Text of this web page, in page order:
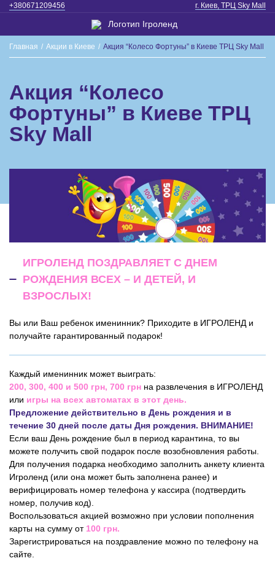
+380671209456 г. Киев, ТРЦ Sky Mall
Главная / Акции в Киеве / Акция “Колесо Фортуны” в Киеве ТРЦ Sky Mall
Акция “Колесо
Фортуны” в Киеве ТРЦ
Sky Mall
ИГРОЛЕНД ПОЗДРАВЛЯЕТ С ДНЕМ
РОЖДЕНИЯ ВСЕХ – И ДЕТЕЙ, И
ВЗРОСЛЫХ!
Вы или Ваш ребенок именинник? Приходите в ИГРОЛЕНД и
получайте гарантированный подарок!
Каждый именинник может выиграть:
200, 300, 400 и 500 грн, 700 грн на развлечения в ИГРОЛЕНД
или игры на всех автоматах в этот день.
Предложение действительно в День рождения и в
течение 30 дней после даты Дня рождения. ВНИМАНИЕ!
Если ваш День рождение был в период карантина, то вы
можете получить свой подарок после возобновления работы.
Для получения подарка необходимо заполнить анкету клиента
Игроленд (или она может быть заполнена ранее) и
верифицировать номер телефона у кассира (подтвердить
номер, получив код).
Воспользоваться акцией возможно при условии пополнения
карты на сумму от 100 грн.
Зарегистрироваться на поздравление можно по телефону на
сайте.